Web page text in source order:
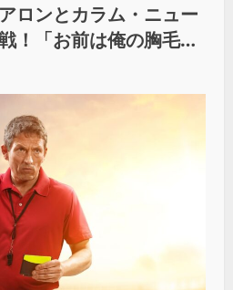
ロンとカラム・ニュー
！「お前は俺の胸毛に
一緒だ」